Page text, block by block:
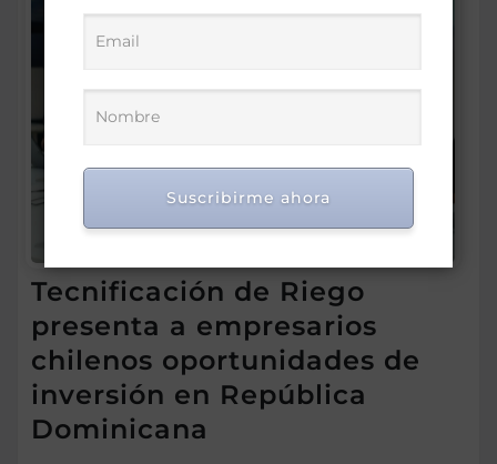
Tecnificación de Riego
presenta a empresarios
chilenos oportunidades de
inversión en República
Dominicana
Suscribirme ahora